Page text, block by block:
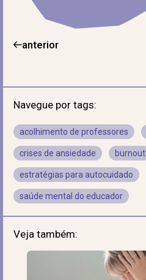
anterior
Navegue por tags:
acolhimento de professores
crises de ansiedade burnout
estratégias para autocuidado
saúde mental do educador
Veja também: